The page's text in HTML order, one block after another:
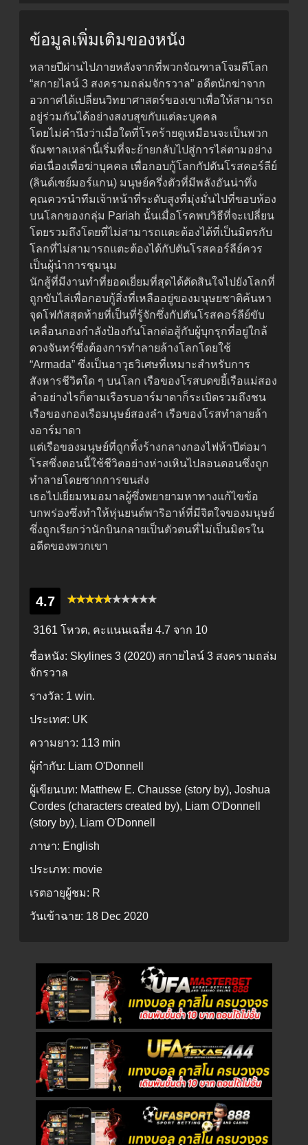
ข้อมูลเพิ่มเติมของหนัง
หลายปีผ่านไปภายหลังจากที่พวกจัณฑาลโจมตีโลก
“สกายไลน์ 3 สงครามถล่มจักรวาล” อดีตนักฆ่าจาก
อวกาศได้เปลี่ยนวิทยาศาสตร์ของเขาเพื่อให้สามารถ
อยู่ร่วมกันได้อย่างสงบสุขกับแต่ละบุคคล
โดยไม่คำนึงว่าเมื่อใดที่โรคร้ายดูเหมือนจะเป็นพวก
จัณฑาลเหล่านี้เริ่มที่จะย้ายกลับไปสู่การไล่ตามอย่าง
ต่อเนื่องเพื่อฆ่าบุคคล เพื่อกอบกู้โลกกัปตันโรสคอร์ลีย์
(ลินด์เซย์มอร์แกน) มนุษย์ครึ่งตัวที่มีพลังอันน่าทึ่ง
คุณควรนำทีมเจ้าหน้าที่ระดับสูงที่มุ่งมั่นไปที่ขอบห้อง
บนโลกของกลุ่ม Pariah นั้นเมื่อโรคพบวิธีที่จะเปลี่ยน
โดยรวมถึงโดยที่ไม่สามารถแตะต้องได้ที่เป็นมิตรกับ
โลกที่ไม่สามารถแตะต้องได้กัปตันโรสคอร์ลีย์ควร
เป็นผู้นำการชุมนุม
นักสู้ที่มีงานทำที่ยอดเยี่ยมที่สุดได้ตัดสินใจไปยังโลกที่
ถูกขับไล่เพื่อกอบกู้สิ่งที่เหลืออยู่ของมนุษยชาติค้นหา
จุดโฟกัสสุดท้ายที่เป็นที่รู้จักซึ่งกัปตันโรสคอร์ลีย์ขับ
เคลื่อนกองกำลังป้องกันโลกต่อสู้กับผู้บุกรุกที่อยู่ใกล้
ดวงจันทร์ซึ่งต้องการทำลายล้างโลกโดยใช้
“Armada” ซึ่งเป็นอาวุธวิเศษที่เหมาะสำหรับการ
สังหารชีวิตใด ๆ บนโลก เรือของโรสบดขยี้เรือแม่สอง
ลำอย่างไรก็ตามเรือรบอาร์มาดาก็ระเบิดรวมถึงชน
เรือของกองเรือมนุษย์สองลำ เรือของโรสทำลายล้า
งอาร์มาดา
แต่เรือของมนุษย์ที่ถูกทิ้งร้างกลางกองไฟห้าปีต่อมา
โรสซึ่งตอนนี้ใช้ชีวิตอย่างห่างเหินไปลอนดอนซึ่งถูก
ทำลายโดยซากการขนส่ง
เธอไปเยี่ยมหมอมาลผู้ซึ่งพยายามหาทางแก้ไขข้อ
บกพร่องซึ่งทำให้หุ่นยนต์พาริอาห์ที่มีจิตใจของมนุษย์
ซึ่งถูกเรียกว่านักบินกลายเป็นตัวตนที่ไม่เป็นมิตรใน
อดีตของพวกเขา
4.7
3161 โหวต, คะแนนเฉลี่ย 4.7 จาก 10
ชื่อหนัง: Skylines 3 (2020) สกายไลน์ 3 สงครามถล่ม
จักรวาล
รางวัล: 1 win.
ประเทศ: UK
ความยาว: 113 min
ผู้กำกับ: Liam O'Donnell
ผู้เขียนบท: Matthew E. Chausse (story by), Joshua
Cordes (characters created by), Liam O'Donnell
(story by), Liam O'Donnell
ภาษา: English
ประเภท: movie
เรตอายุผู้ชม: R
วันเข้าฉาย: 18 Dec 2020